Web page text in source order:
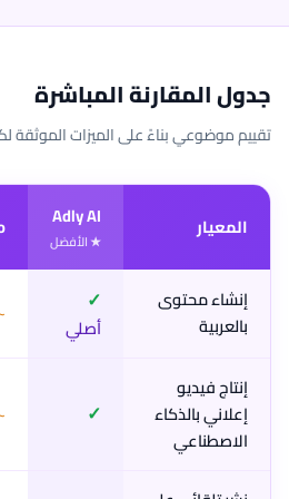
جدول المقارنة المباشرة
تقييم موضوعي بناءً على الميزات الموثقة
المعيار Adly AI
إنشاء محتوى
بالعربية
✓
أصلي
إنتاج فيديو
إعلاني بالذكاء
الاصطناعي
✓